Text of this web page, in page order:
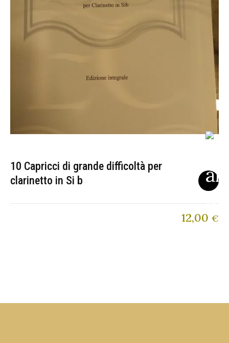
10 Capricci di grande difficoltà per
clarinetto in Si b
12,00 €